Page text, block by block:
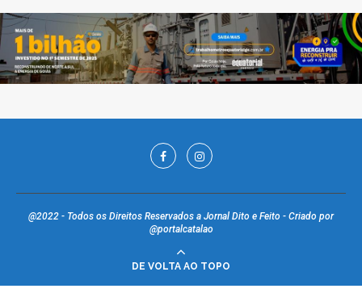
@2022 - Todos os Direitos Reservados a Jornal Dito e Feito - Criado por
@portalcatalao
DE VOLTA AO TOPO